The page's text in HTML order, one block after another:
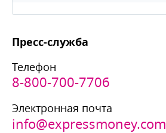
Пресс-служба
Телефон
8-800-700-7706
Электронная почта
info@expressmoney.com